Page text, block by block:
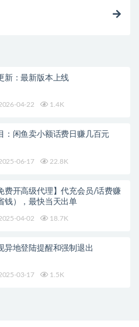
新：最新版本上线
04-22 1.4K
：闲鱼卖小额话费日赚几百元
06-17 22.8K
费开高级代理】代充会员/话费赚
钱），最快当天出单
04-02 18.7K
异地登陆提醒和强制退出
03-17 1.5K